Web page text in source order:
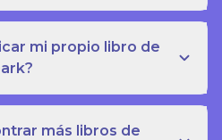
mi propio libro de
más libros de